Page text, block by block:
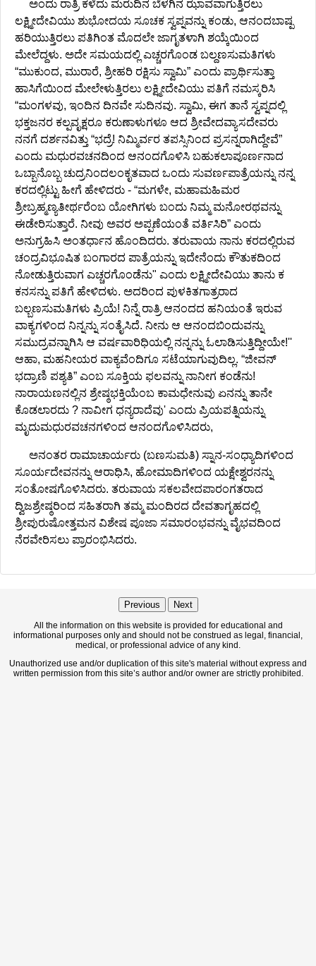
ಅಂದು ರಾತ್ರಿ ಕಳೆದು ಮರುದಿನ ಬೆಳಗಿನ ಝಾವವಾಗುತ್ತಿರಲು
ಲಕ್ಷ್ಮೀದೇವಿಯು ಶುಭೋದಯ ಸೂಚಕ ಸ್ವಪ್ನವನ್ನು ಕಂಡು, ಆನಂದಬಾಷ್ಪ
ಹರಿಯುತ್ತಿರಲು ಪತಿಗಿಂತ ಮೊದಲೇ ಜಾಗೃತಳಾಗಿ ಶಯ್ಕೆಯಿಂದ
ಮೇಲೆದ್ದಳು. ಅದೇ ಸಮಯದಲ್ಲಿ ಎಚ್ಚರಗೊಂಡ ಬಲ್ದಣಸುಮತಿಗಳು
“ಮುಕುಂದ, ಮುರಾರೆ, ಶ್ರೀಹರಿ ರಕ್ಷಿಸು ಸ್ವಾಮಿ” ಎಂದು ಪ್ರಾರ್ಥಿಸುತ್ತಾ
ಹಾಸಿಗೆಯಿಂದ ಮೇಲೇಳುತ್ತಿರಲು ಲಕ್ಷ್ಮೀದೇವಿಯು ಪತಿಗೆ ನಮಸ್ಕರಿಸಿ
“ಮಂಗಳವು, ಇಂದಿನ ದಿನವೇ ಸುದಿನವು. ಸ್ವಾಮಿ, ಈಗ ತಾನೆ ಸ್ವಪ್ನದಲ್ಲಿ
ಭಕ್ತಜನರ ಕಲ್ಪವೃಕ್ಷರೂ ಕರುಣಾಳುಗಳೂ ಆದ ಶ್ರೀವೇದವ್ಯಾಸದೇವರು
ನನಗೆ ದರ್ಶನವಿತ್ತು “ಭದ್ರೆ! ನಿಮ್ಮಿರ್ವರ ತಪಸ್ಸಿನಿಂದ ಪ್ರಸನ್ನರಾಗಿದ್ದೇವೆ”
ಎಂದು ಮಧುರವಚನದಿಂದ ಆನಂದಗೊಳಿಸಿ ಬಹುಕಲಾಪೂರ್ಣನಾದ
ಒಬ್ಬಾನೊಬ್ಬ ಚುದ್ರನಿಂದಲಂಕೃತವಾದ ಒಂದು ಸುವರ್ಣಪಾತ್ರೆಯನ್ನು ನನ್ನ
ಕರದಲ್ಲಿಟ್ಟು ಹೀಗೆ ಹೇಳಿದರು - “ಮಗಳೇ, ಮಹಾಮಹಿಮರ
ಶ್ರೀಬ್ರಹ್ಮಣ್ಯತೀರ್ಥರೆಂಬ ಯೋಗಿಗಳು ಬಂದು ನಿಮ್ಮ ಮನೋರಥವನ್ನು
ಈಡೇರಿಸುತ್ತಾರೆ. ನೀವು ಅವರ ಅಪ್ಪಣೆಯಂತೆ ವರ್ತಿಸಿರಿ” ಎಂದು
ಅನುಗ್ರಹಿಸಿ ಅಂತರ್ಧಾನ ಹೊಂದಿದರು. ತರುವಾಯ ನಾನು ಕರದಲ್ಲಿರುವ
ಚಂದ್ರವಿಭೂಷಿತ ಬಂಗಾರದ ಪಾತ್ರೆಯನ್ನು ಇದೇನೆಂದು ಕೌತುಕದಿಂದ
ನೋಡುತ್ತಿರುವಾಗ ಎಚ್ಚರಗೊಂಡೆನು" ಎಂದು ಲಕ್ಷ್ಮೀದೇವಿಯು ತಾನು ಕ
ಕನಸನ್ನು ಪತಿಗೆ ಹೇಳಿದಳು. ಅದರಿಂದ ಪುಳಕಿತಗಾತ್ರರಾದ
ಬಲ್ಬಣಸುಮತಿಗಳು ಪ್ರಿಯೆ! ನಿನ್ನೆ ರಾತ್ರಿ ಆನಂದದ ಹನಿಯಂತೆ ಇರುವ
ವಾಕ್ಯಗಳಿಂದ ನಿನ್ನನ್ನು ಸಂತೈಸಿದೆ. ನೀನು ಆ ಆನಂದಬಿಂದುವನ್ನು
ಸಮುದ್ರವನ್ನಾಗಿಸಿ ಆ ವರ್ಷವಾರಿಧಿಯಲ್ಲಿ ನನ್ನನ್ನು ಓಲಾಡಿಸುತ್ತಿದ್ದೀಯೇ!''
ಆಹಾ, ಮಹನೀಯರ ವಾಕ್ಯವೆಂದಿಗೂ ಸಟೆಯಾಗುವುದಿಲ್ಲ. “ಜೀವನ್‌
ಭದ್ರಾಣಿ ಪಶ್ಯತಿ” ಎಂಬ ಸೂಕ್ತಿಯ ಫಲವನ್ನು ನಾನೀಗ ಕಂಡೆನು!
ನಾರಾಯಣನಲ್ಲಿನ ಶ್ರೇಷ್ಠಭಕ್ತಿಯೆಂಬ ಕಾಮಧೇನುವು ಏನನ್ನು ತಾನೇ
ಕೊಡಲಾರದು ? ನಾವೀಗ ಧನ್ಯರಾದೆವು' ಎಂದು ಪ್ರಿಯಪತ್ನಿಯನ್ನು
ಮೃದುಮಧುರವಚನಗಳಿಂದ ಆನಂದಗೊಳಿಸಿದರು,
ಅನಂತರ ರಾಮಾಚಾರ್ಯರು (ಬಣಸುಮತಿ) ಸ್ನಾನ-ಸಂಧ್ಯಾದಿಗಳಿಂದ
ಸೂರ್ಯದೇವನನ್ನು ಆರಾಧಿಸಿ, ಹೋಮಾದಿಗಳಿಂದ ಯಕ್ಷೇಶ್ವರನನ್ನು
ಸಂತೋಷಗೊಳಿಸಿದರು. ತರುವಾಯ ಸಕಲವೇದಪಾರಂಗತರಾದ
ದ್ವಿಜಶ್ರೇಷ್ಠರಿಂದ ಸಹಿತರಾಗಿ ತಮ್ಮ ಮಂದಿರದ ದೇವತಾಗೃಹದಲ್ಲಿ
ಶ್ರೀಪುರುಷೋತ್ತಮನ ವಿಶೇಷ ಪೂಜಾ ಸಮಾರಂಭವನ್ನು ವೈಭವದಿಂದ
ನೆರವೇರಿಸಲು ಪ್ರಾರಂಭಿಸಿದರು.
Previous Next
All the information on this website is provided for educational and
informational purposes only and should not be construed as legal, financial,
medical, or professional advice of any kind.
Unauthorized use and/or duplication of this site's material without express and
written permission from this site’s author and/or owner are strictly prohibited.